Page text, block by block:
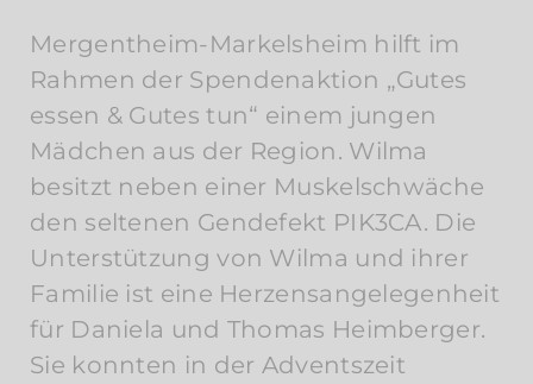
Mergentheim-Markelsheim hilft im
Rahmen der Spendenaktion „Gutes
essen & Gutes tun“ einem jungen
Mädchen aus der Region. Wilma
besitzt neben einer Muskelschwäche
den seltenen Gendefekt PIK3CA. Die
Unterstützung von Wilma und ihrer
Familie ist eine Herzensangelegenheit
für Daniela und Thomas Heimberger.
Sie konnten in der Adventszeit